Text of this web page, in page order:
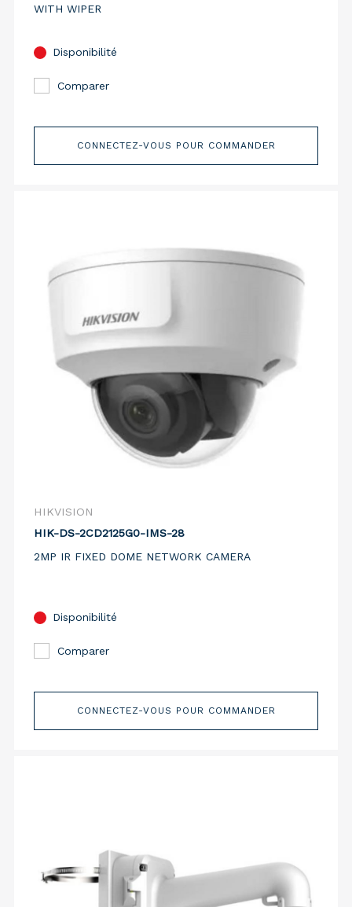
WITH WIPER
Disponibilité
Comparer
CONNECTEZ-VOUS POUR COMMANDER
HIKVISION
HIK-DS-2CD2125G0-IMS-28
2MP IR FIXED DOME NETWORK CAMERA
Disponibilité
Comparer
CONNECTEZ-VOUS POUR COMMANDER